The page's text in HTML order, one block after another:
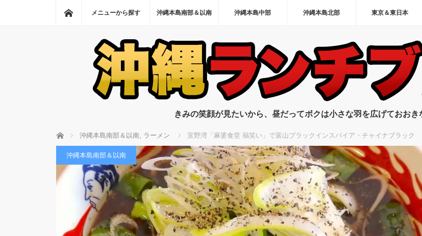
ホーム
メニューから探す 沖縄本島南部＆以南 沖縄本島中部 沖縄本島北部 東京＆東日本
きみの笑顔が見たいから、昼だってボクは小さな羽を広げておおき
ホーム 沖縄本島南部＆以南, ラーメン 宜野湾「麻婆食堂 福笑い」で富山ブラックインスパイア・チャイナブラック
沖縄本島南部＆以南